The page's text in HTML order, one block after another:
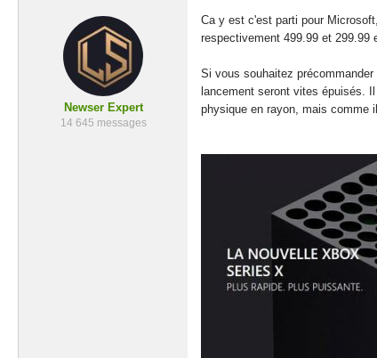
Newser Expert
14 645 messages
Ca y est c'est parti pour
respectivement 499.99 et 299.99
Si vous souhaitez
lancement seront vites épuisés.
physique en rayon, mais comme